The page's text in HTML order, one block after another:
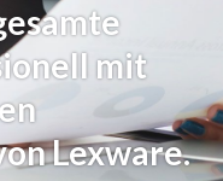
mit
Lexware.